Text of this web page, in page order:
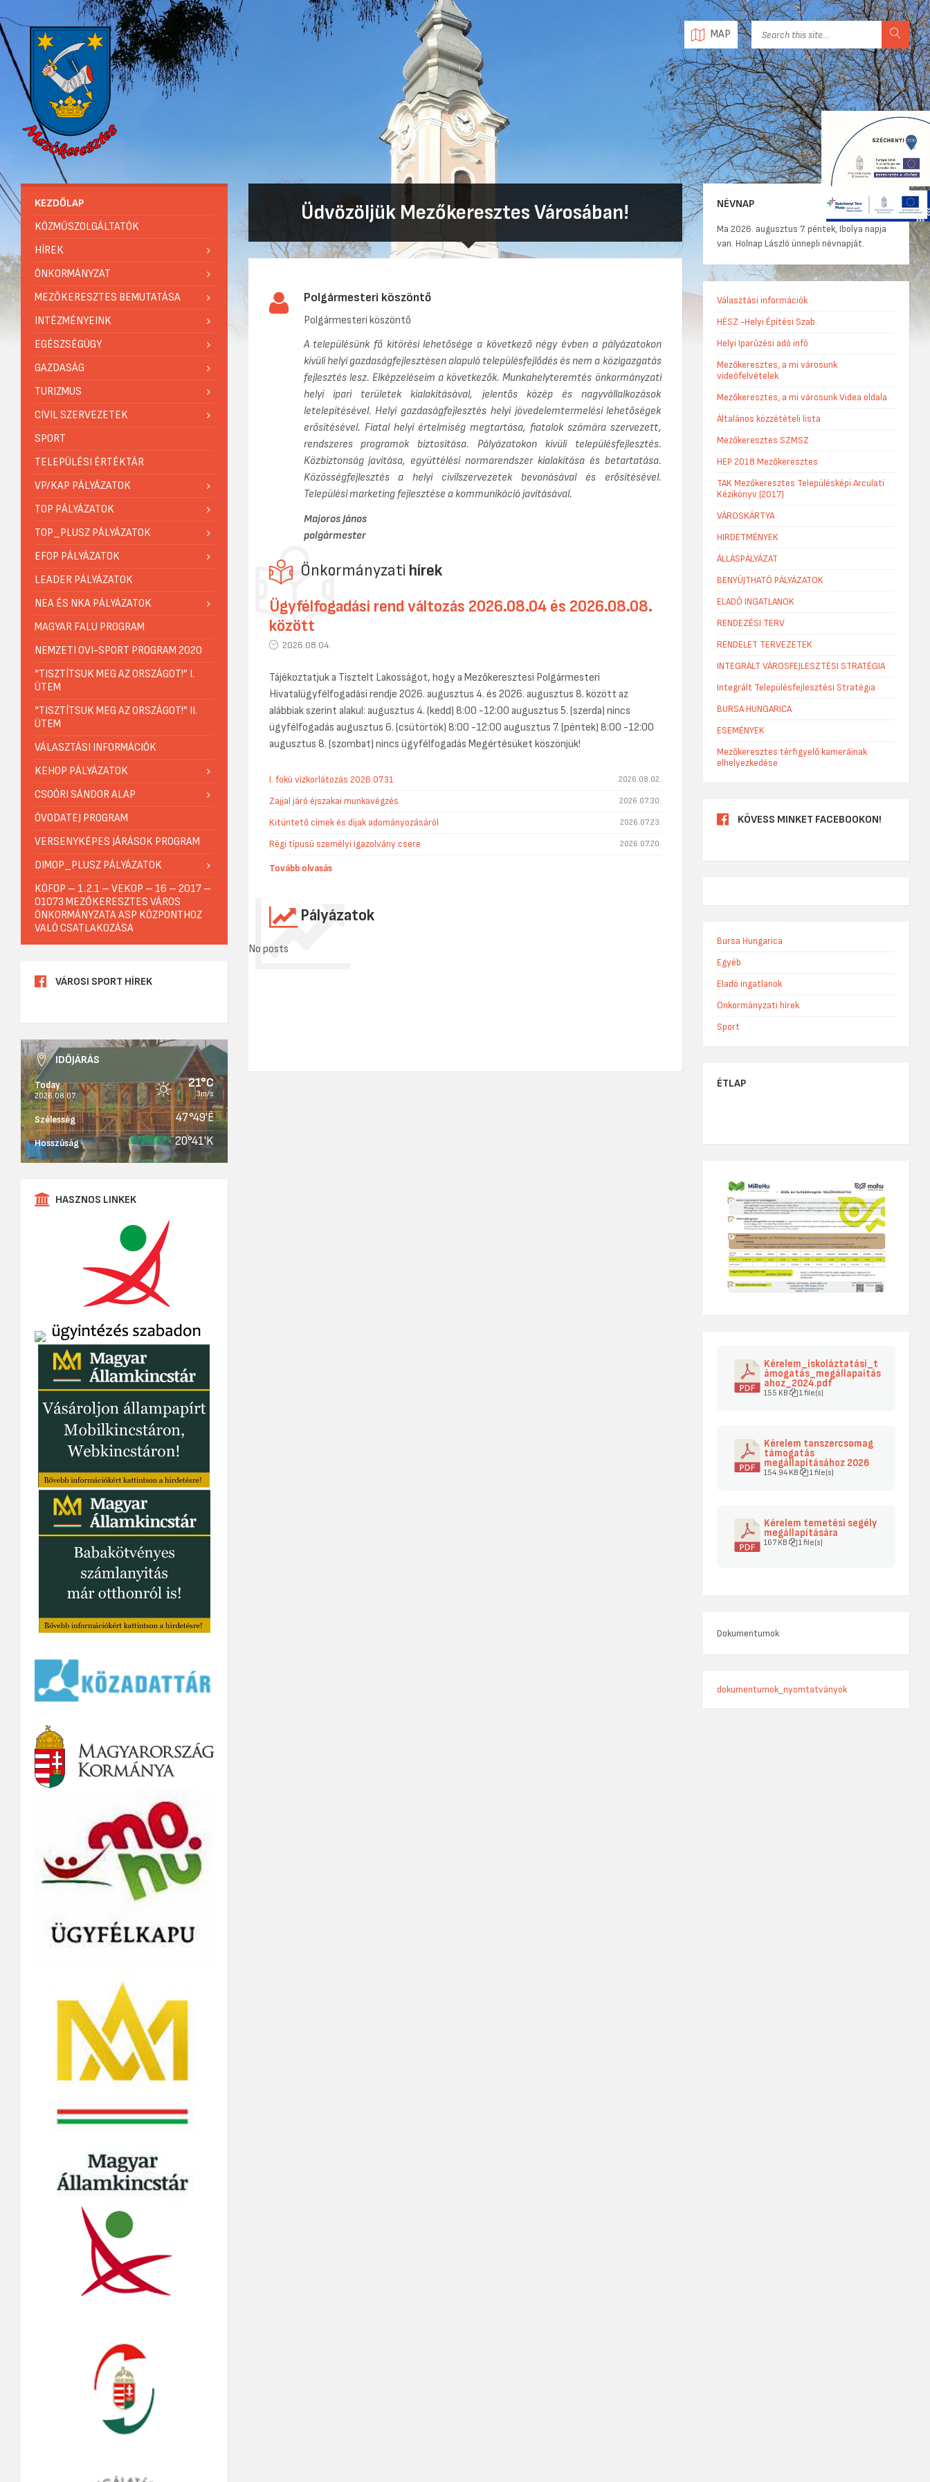
MAP
Üdvözöljük Mezőkeresztes Városában!
Polgármesteri köszöntő
Polgármesteri köszöntő
A településünk fő kitörési lehetősége a következő négy évben a pályázatokon
kívüli helyi gazdaságfejlesztésen alapuló településfejlődés és nem a közigazgatás
fejlesztés lesz. Elképzeléseim a következők. Munkahelyteremtés önkormányzati
helyi ipari területek kialakításával, jelentős közép és nagyvállalkozások
letelepítésével. Helyi gazdaságfejlesztés helyi jövedelemtermelési lehetőségek
erősítésével. Fiatal helyi értelmiség megtartása, fiatalok számára szervezett,
rendszeres programok biztosítása. Pályázatokon kívüli településfejlesztés.
Közbiztonság javítása, együttélési normarendszer kialakítása és betartatása.
Közösségfejlesztés a helyi civilszervezetek bevonásával és erősítésével.
Települési marketing fejlesztése a kommunikáció javításával.
Majoros János
polgármester
Önkormányzati hírek
Ügyfélfogadási rend változás 2026.08.04 és 2026.08.08.
között
2026.08.04.
Tájékoztatjuk a Tisztelt Lakosságot, hogy a Mezőkeresztesi Polgármesteri
Hivatalügyfélfogadási rendje 2026. augusztus 4. és 2026. augusztus 8. között az
alábbiak szerint alakul: augusztus 4. (kedd) 8:00 -12:00 augusztus 5. (szerda) nincs
ügyfélfogadás augusztus 6. (csütörtök) 8:00 -12:00 augusztus 7. (péntek) 8:00 -12:00
augusztus 8. (szombat) nincs ügyfélfogadás Megértésüket köszönjük!
I. fokú vízkorlátozás 2026.07.31 2026.08.02.
Zajjal járó éjszakai munkavégzés 2026.07.30.
Kitüntető címek és díjak adományozásáról 2026.07.23.
Régi típusú személyi igazolvány csere 2026.07.20.
Tovább olvasás
Pályázatok
No posts
KEZDŐLAP
KÖZMŰSZOLGÁLTATÓK
HÍREK
ÖNKORMÁNYZAT
MEZŐKERESZTES BEMUTATÁSA
INTÉZMÉNYEINK
EGÉSZSÉGÜGY
GAZDASÁG
TURIZMUS
CIVIL SZERVEZETEK
SPORT
TELEPÜLÉSI ÉRTÉKTÁR
VP/KAP PÁLYÁZATOK
TOP PÁLYÁZATOK
TOP_PLUSZ PÁLYÁZATOK
EFOP PÁLYÁZATOK
LEADER PÁLYÁZATOK
NEA ÉS NKA PÁLYÁZATOK
MAGYAR FALU PROGRAM
NEMZETI OVI-SPORT PROGRAM 2020
“TISZTÍTSUK MEG AZ ORSZÁGOT!” I.
ÜTEM
“TISZTÍTSUK MEG AZ ORSZÁGOT!” II.
ÜTEM
VÁLASZTÁSI INFORMÁCIÓK
KEHOP PÁLYÁZATOK
CSOÓRI SÁNDOR ALAP
ÓVODATEJ PROGRAM
VERSENYKÉPES JÁRÁSOK PROGRAM
DIMOP_PLUSZ PÁLYÁZATOK
KÖFOP – 1.2.1 – VEKOP – 16 – 2017 –
01073 MEZŐKERESZTES VÁROS
ÖNKORMÁNYZATA ASP KÖZPONTHOZ
VALÓ CSATLAKOZÁSA
VÁROSI SPORT HÍREK
IDŐJÁRÁS
Today
2026.08.07.
21°C
3m/s
Szélesség 47°49'É
Hosszúság 20°41'K
HASZNOS LINKEK
NÉVNAP
Ma 2026. augusztus 7. péntek, Ibolya napja
van. Holnap László ünnepli névnapját.
Választási információk
HÉSZ -Helyi Építési Szab.
Helyi Iparűzési adó infó
Mezőkeresztes, a mi városunk
videófelvételek
Mezőkeresztes, a mi városunk Videa oldala
Általános közzétételi lista
Mezőkeresztes SZMSZ
HEP 2018 Mezőkeresztes
TAK Mezőkeresztes Településképi Arculati
Kézikönyv (2017)
VÁROSKÁRTYA
HIRDETMÉNYEK
ÁLLÁSPÁLYÁZAT
BENYÚJTHATÓ PÁLYÁZATOK
ELADÓ INGATLANOK
RENDEZÉSI TERV
RENDELET TERVEZETEK
INTEGRÁLT VÁROSFEJLESZTÉSI STRATÉGIA
Integrált Településfejlesztési Stratégia
BURSA HUNGARICA
ESEMÉNYEK
Mezőkeresztes térfigyelő kameráinak
elhelyezkedése
KÖVESS MINKET FACEBOOKON!
Bursa Hungarica
Egyéb
Eladó ingatlanok
Önkormányzati hírek
Sport
ÉTLAP
Kérelem_iskoláztatási_t
ámogatás_megállapaítás
ahoz_2024.pdf
155 KB 1 file(s)
Kérelem tanszercsomag
támogatás
megállapításához 2026
154.94 KB 1 file(s)
Kérelem temetési segély
megállapítására
167 KB 1 file(s)
Dokumentumok
dokumentumok_nyomtatványok